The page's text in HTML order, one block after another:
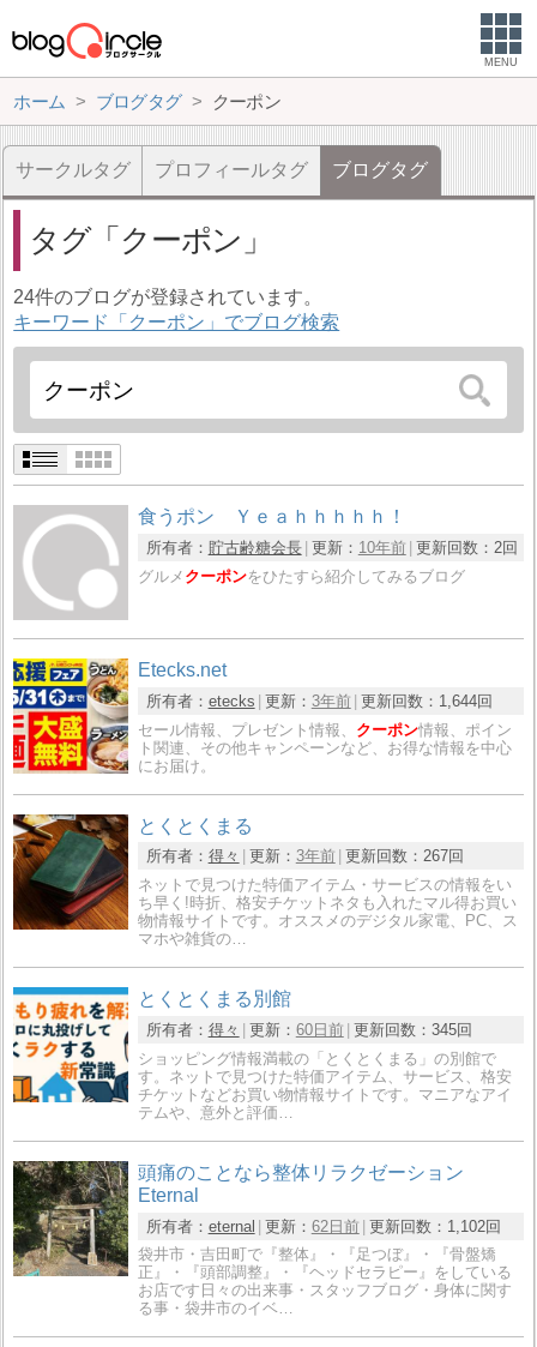
MENU
ホーム ブログタグ クーポン
サークルタグ プロフィールタグ ブログタグ
タグ クーポン
24件のブログが登録されています。
キーワード「クーポン」でブログ検索
食うポン Ｙｅａｈｈｈｈｈ！
所有者： 貯古齢糖会長 更新： 10年前 更新回数： 2回
グルメ クーポンをひたすら紹介してみるブログ
Etecks.net
所有者： etecks 更新： 3年前 更新回数： 1,644回
セール情報、プレゼント情報、 クーポン情報、ポイン
ト関連、その他キャンペーンなど、お得な情報を中心
にお届け。
とくとくまる
所有者： 得々 更新： 3年前 更新回数： 267回
ネットで見つけた特価アイテム・サービスの情報をい
ち早く!時折、格安チケットネタも入れたマル得お買い
物情報サイトです。オススメのデジタル家電、PC、ス
マホや雑貨の…
とくとくまる別館
所有者： 得々 更新： 60日前 更新回数： 345回
ショッピング情報満載の「とくとくまる」の別館で
す。ネットで見つけた特価アイテム、サービス、格安
チケットなどお買い物情報サイトです。マニアなアイ
テムや、意外と評価…
頭痛のことなら整体リラクゼーション
Eternal
所有者： eternal 更新： 62日前 更新回数： 1,102回
袋井市・吉田町で『整体』・『足つぼ』・『骨盤矯
正』・『頭部調整』・『ヘッドセラピー』をしている
お店です日々の出来事・スタッフブログ・身体に関す
る事・袋井市のイベ…